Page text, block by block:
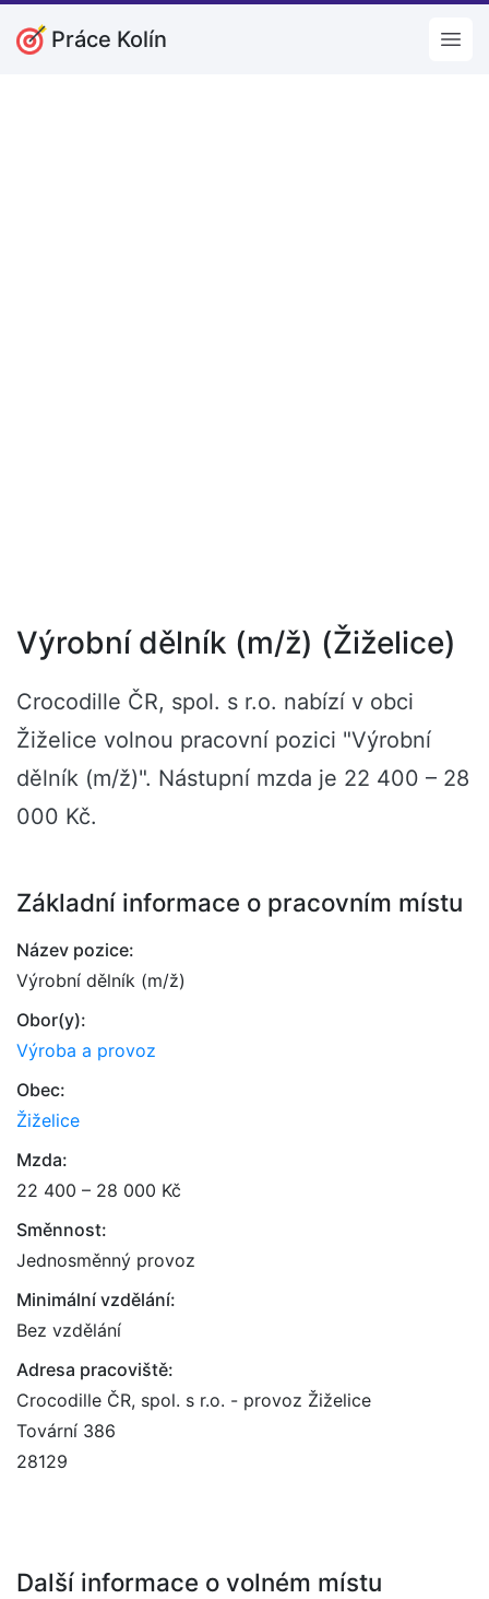
Práce Kolín
Výrobní dělník (m/ž) (Žiželice)
Crocodille ČR, spol. s r.o. nabízí v obci
Žiželice volnou pracovní pozici "Výrobní
dělník (m/ž)". Nástupní mzda je 22 400 – 28
000 Kč.
Základní informace o pracovním místu
Název pozice:
Výrobní dělník (m/ž)
Obor(y):
Výroba a provoz
Obec:
Žiželice
Mzda:
22 400 – 28 000 Kč
Směnnost:
Jednosměnný provoz
Minimální vzdělání:
Bez vzdělání
Adresa pracoviště:
Crocodille ČR, spol. s r.o. - provoz Žiželice
Tovární 386
28129
Další informace o volném místu